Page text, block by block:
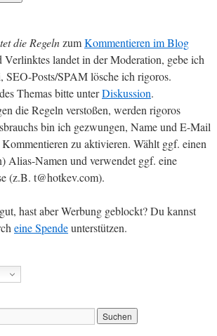
die RegelnzumKommentieren im Blog
Verlinktes landet in der Moderation, gebe ich
SEO-Posts/SPAM lösche ich rigoros.
Themas bitte unterDiskussion.
die Regeln verstoßen, werden rigoros
bin ich gezwungen, Name und E-Mail
zu aktivieren. Wählt ggf. einen
Alias-Namen und verwendet ggf. eine
(z.B. t@hotkev.com).
hast aber Werbung geblockt? Du kannst
eine Spendeunterstützen.